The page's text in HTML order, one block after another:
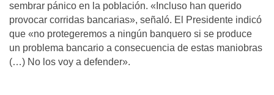
sembrar pánico en la población. «Incluso han querido
provocar corridas bancarias», señaló. El Presidente indicó
que «no protegeremos a ningún banquero si se produce
un problema bancario a consecuencia de estas maniobras
(…) No los voy a defender».